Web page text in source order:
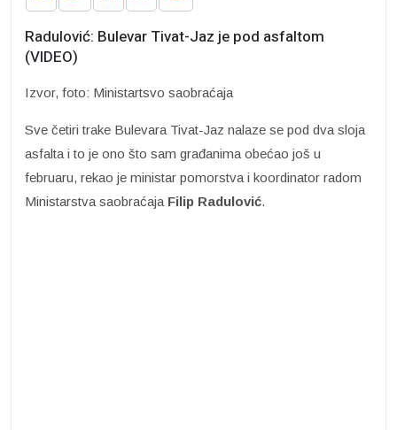
Radulović: Bulevar Tivat-Jaz je pod asfaltom
(VIDEO)
Izvor, foto: Ministartsvo saobraćaja
Sve četiri trake Bulevara Tivat-Jaz nalaze se pod dva sloja
asfalta i to je ono što sam građanima obećao još u
februaru, rekao je ministar pomorstva i koordinator radom
Ministarstva saobraćaja Filip Radulović.